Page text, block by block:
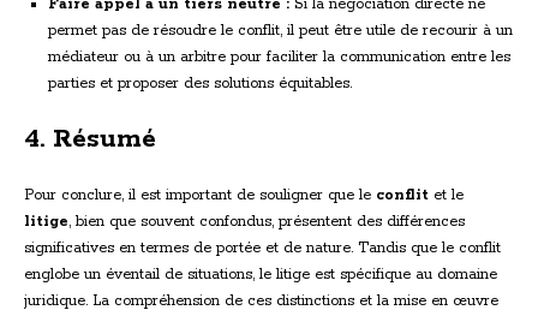
Faire appel à un tiers neutre : Si la négociation directe ne
permet pas de résoudre le conflit, il peut être utile de recourir à un
médiateur ou à un arbitre pour faciliter la communication entre les
parties et proposer des solutions équitables.
4. Résumé
Pour conclure, il est important de souligner que le conflit et le
litige, bien que souvent confondus, présentent des différences
significatives en termes de portée et de nature. Tandis que le conflit
englobe un éventail de situations, le litige est spécifique au domaine
juridique. La compréhension de ces distinctions et la mise en œuvre